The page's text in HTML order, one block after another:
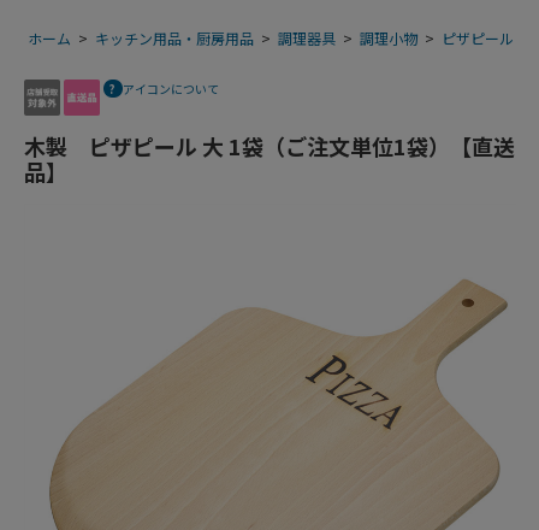
ホーム > キッチン用品・厨房用品 > 調理器具 > 調理小物 > ピザピール
アイコンについて
木製 ピザピール 大 1袋（ご注文単位1袋）【直送
品】